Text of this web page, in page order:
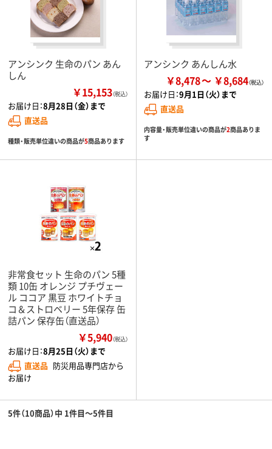
アンシンク 生命のパン あん
しん
￥15,153（税込）
お届け日：8月28日（金）まで
直送品
種類・販売単位違いの商品が5商品あります
アンシンク あんしん水
￥8,478 ￥8,684
お届け日：9月1日（火）まで
直送品
内容量・販売単位違いの商品が2商品ありま
す
非常食セット 生命のパン 5種
類 10缶 オレンジ プチヴェー
ル ココア 黒豆 ホワイトチョ
コ＆ストロベリー 5年保存 缶
詰パン 保存缶（直送品）
￥5,940（税込）
お届け日：8月25日（火）まで
直送品 防災用品専門店から
お届け
5件（10商品）中 1件目～5件目